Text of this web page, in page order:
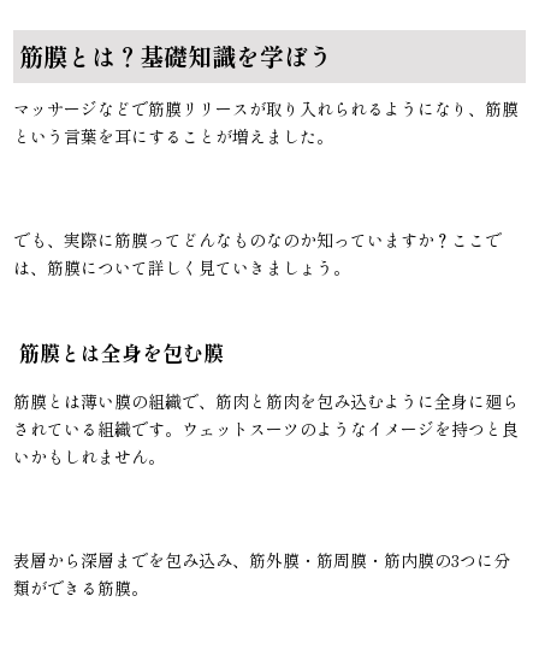
筋膜とは？基礎知識を学ぼう
マッサージなどで筋膜リリースが取り入れられるようになり、筋膜
という言葉を耳にすることが増えました。
でも、実際に筋膜ってどんなものなのか知っていますか？ここで
は、筋膜について詳しく見ていきましょう。
筋膜とは全身を包む膜
筋膜とは薄い膜の組織で、筋肉と筋肉を包み込むように全身に廻ら
されている組織です。ウェットスーツのようなイメージを持つと良
いかもしれません。
表層から深層までを包み込み、筋外膜・筋周膜・筋内膜の3つに分
類ができる筋膜。